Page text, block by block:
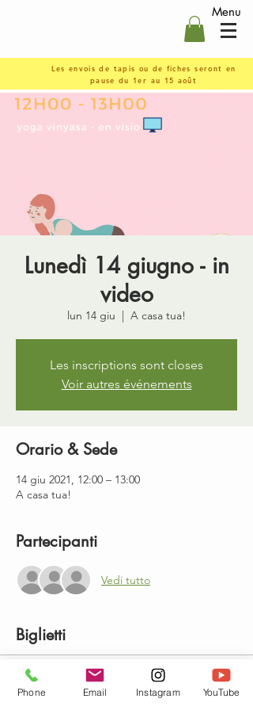
Menu
Les envois de tapis ou de fiches seront en
pause du 1er au 15 août
Lunedì 14 giugno - in
video
lun 14 giu
  |
A casa tua!
Les inscriptions sont closes
Voir autres événements
Orario & Sede
14 giu 2021, 12:00 – 13:00
A casa tua!
Partecipanti
Vedi tutto
Biglietti
Vendita terminata
Phone Email Instagram YouTube